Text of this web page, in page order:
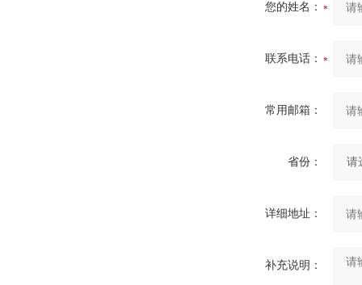
您的姓名：
联系电话：
常用邮箱：
省份：
详细地址：
补充说明：